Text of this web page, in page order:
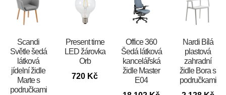
Scandi
Světle šedá
látková
jídelní židle
Marte s
područkami
Present time
LED žárovka
Orb
720 Kč
Office 360
Šedá látková
kancelářská
židle Master
E04
Nardi Bílá
plastová
zahradní
židle Bora s
područkami